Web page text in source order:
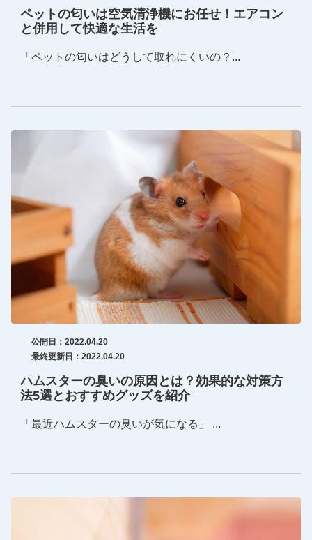
ペットの匂いは空気清浄機にお任せ！エアコン
と併用して快適な生活を
「ペットの匂いはどうして取れにくいの？...
公開日：2022.04.20
最終更新日：2022.04.20
ハムスターの臭いの原因とは？効果的な対策方
法5選とおすすめグッズを紹介
「最近ハムスターの臭いが気になる」 ...